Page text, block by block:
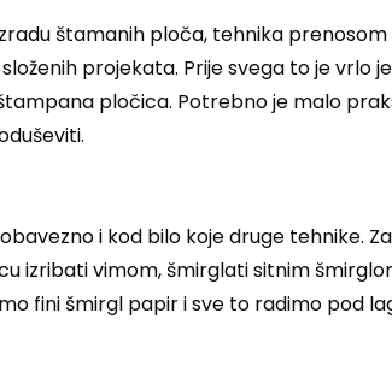
štamanih ploča, tehnika
projekata. Prije svega to je vrlo
pločica. Potrebno je malo
i kod bilo koje druge tehnike.
izribati vimom, šmirglati sitnim
fini šmirgl papir i sve to radimo pod